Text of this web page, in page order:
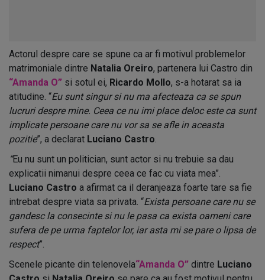
Actorul despre care se spune ca ar fi motivul problemelor
matrimoniale dintre Natalia Oreiro, partenera lui Castro din
“Amanda O” si sotul ei, Ricardo Mollo, s-a hotarat sa ia
atitudine. “Eu sunt singur si nu ma afecteaza ca se spun
lucruri despre mine. Ceea ce nu imi place deloc este ca sunt
implicate persoane care nu vor sa se afle in aceasta
pozitie”, a declarat Luciano Castro.
“Eu nu sunt un politician, sunt actor si nu trebuie sa dau
explicatii nimanui despre ceea ce fac cu viata mea”.
Luciano Castro a afirmat ca il deranjeaza foarte tare sa fie
intrebat despre viata sa privata. “Exista persoane care nu se
gandesc la consecinte si nu le pasa ca exista oameni care
sufera de pe urma faptelor lor, iar asta mi se pare o lipsa de
respect”.
Scenele picante din telenovela“Amanda O” dintre Luciano